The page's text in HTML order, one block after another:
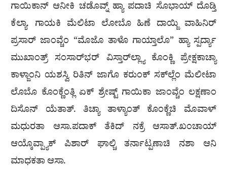
ಗಾಯಿಕಾನ್ ಆನೀಕಿ ಚಡೊವ್ನ್ ಹ್ಯಾ ಪದಾಚಿ ಸೊಭಾಯ್ ದೊಡ್ತಿ
ಕೆಲ್ಯಾ. ಗಾಯಕಿ ಮೆಲಿಟಾ ಲೋಬೊ ಹಿಣೆ ದಾಯ್ಜಿ ವಾಹಿನಿರ್
ಪ್ರಸಾರ್ ಜಾಂವ್ಚೆಂ “ಮೊಜೊ ತಾಳೊ ಗಾಯ್ತಾಲೊ” ಹ್ಯಾ ಸ್ಪರ್ದ್ಯಾ
ಮುಖಾಂತ್ರ್ ಸಂಸಾರ್‌ಭರ್ ವಿಸ್ತಾರ್‌ಲ್ಲ್ಯಾ ಕೊಂಕ್ಣಿ ಪ್ರೇಕ್ಷಕಾಚ್ಯಾ
ಕಾಳ್ಜಾಂನಿ ಯಶಸ್ವಿ ರಿತಿನ್ ಜಾಗೊ ಕರುಂಕ್ ಸಕ್‍ಲ್ಲೆಂ ಮೆಲೀಟಾ
ಲೊಬೊ ಕೊಂಕ್ಣೆಂತ್ಲಿ ಏಕ್ ಶ್ರೇಷ್ಟ್ ಗಾಯಿಕಾ ಜಾಂವ್ಚೆಂ ಲಕ್ಷಣಾಂ
ದಿಸೊನ್ ಯೆತಾತ್. ತಿಚ್ಯಾ ತಾಳ್ಯಾಂತ್ ಕೊಂಕ್ಣೆಚಿ ಮೊವಾಳ್
ಮಧುರತಾ ಆಸಾ.ಪದಾಕ್ ತೆಕಿದ್ ನಕ್ರೆ ಆಸಾತ್.ಖಂಚಾಯ್
ಆಯ್ಕೊವ್ಪ್ಯಾಕ್ ಪಿಶಾರ್ ಘಾಲ್ಚಿ ತರ್ನಾಟ್ಪಣಾಚಿ ನಶಾ ಆನಿ
ಮಾಧಕತಾ ಆಸಾ.